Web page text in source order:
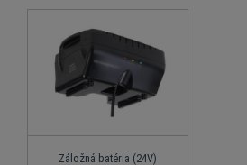
Záložná batéria (24V)